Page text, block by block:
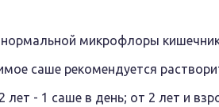
микрофлоры
саше рекомендуется
лет - 1 саше в день; от 2 лет и